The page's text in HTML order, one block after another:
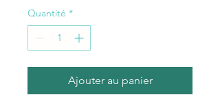
Quantité *
Ajouter au panier